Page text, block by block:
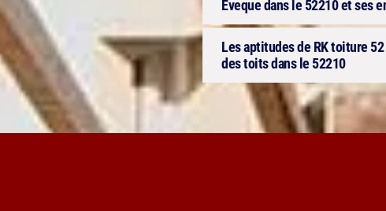
Eveque dans le 52210 et ses
Les aptitudes de RK toiture
des toits dans le 52210